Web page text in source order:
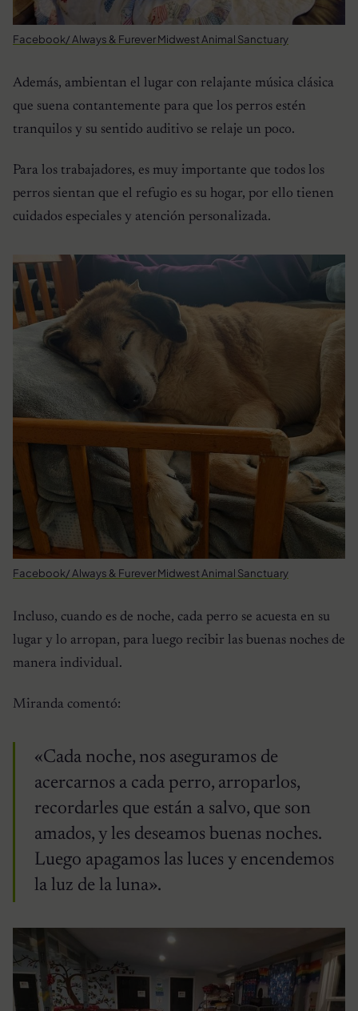
Facebook/ Always & Furever Midwest Animal Sanctuary
Además, ambientan el lugar con relajante música clásica
que suena contantemente para que los perros estén
tranquilos y su sentido auditivo se relaje un poco.
Para los trabajadores, es muy importante que todos los
perros sientan que el refugio es su hogar, por ello tienen
cuidados especiales y atención personalizada.
Facebook/ Always & Furever Midwest Animal Sanctuary
Incluso, cuando es de noche, cada perro se acuesta en su
lugar y lo arropan, para luego recibir las buenas noches de
manera individual.
Miranda comentó:
«Cada noche, nos aseguramos de
acercarnos a cada perro, arroparlos,
recordarles que están a salvo, que son
amados, y les deseamos buenas noches.
Luego apagamos las luces y encendemos
la luz de la luna».